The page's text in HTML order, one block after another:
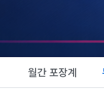
월간 포장계